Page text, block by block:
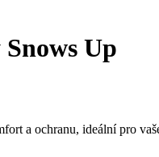
Up
a ochranu, ideální pro